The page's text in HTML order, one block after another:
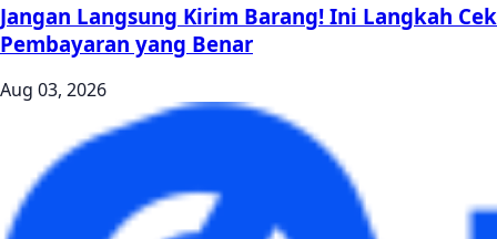
Jangan Langsung Kirim Barang! Ini Langkah Cek
Pembayaran yang Benar
Aug 03, 2026